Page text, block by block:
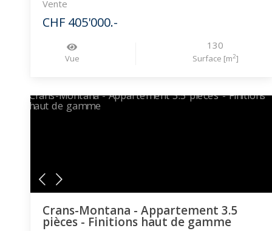
Vente
CHF 405'000.-
Vue
130
Surface [m2]
Crans-Montana - Appartement 3.5
pièces - Finitions haut de gamme